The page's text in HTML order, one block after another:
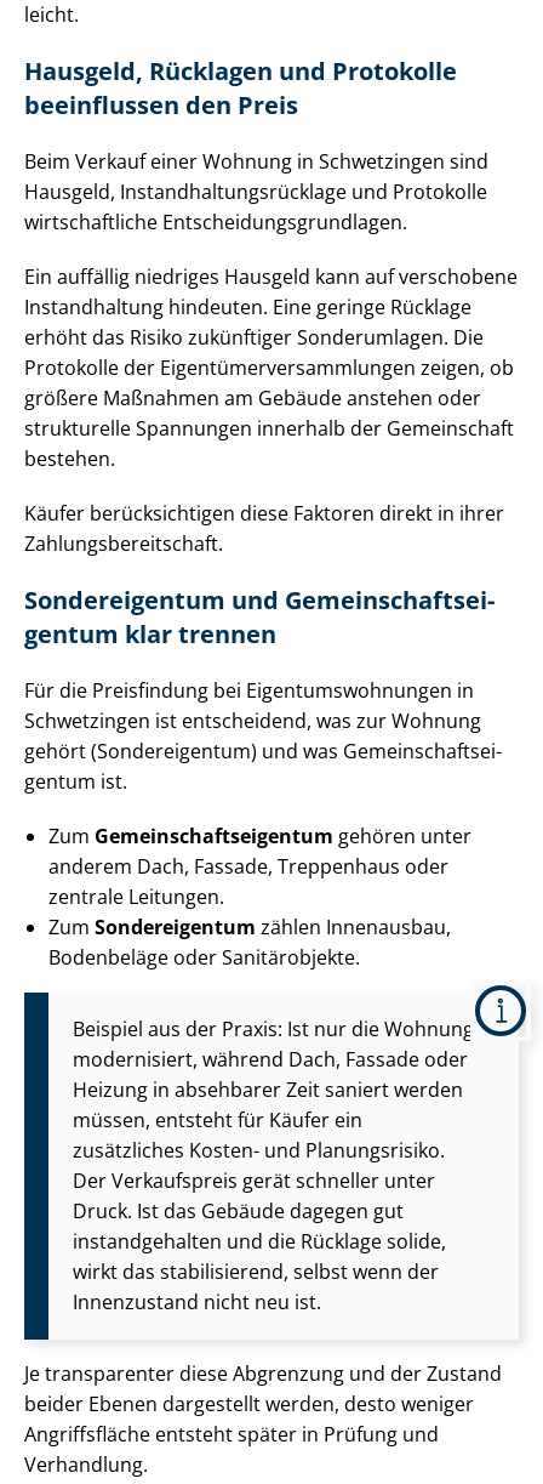
leicht.
Hausgeld, Rücklagen und Protokolle
beeinflussen den Preis
Beim Verkauf einer Wohnung in Schwetzingen sind
Hausgeld, In­stand­hal­tungs­rück­la­ge und Protokolle
wirtschaftliche Ent­schei­dungs­grund­la­gen.
Ein auffällig niedriges Hausgeld kann auf verschobene
Instandhaltung hindeuten. Eine geringe Rücklage
erhöht das Risiko zukünftiger Sonderumlagen. Die
Protokolle der Ei­gen­tü­mer­ver­samm­lun­gen zeigen, ob
größere Maßnahmen am Gebäude anstehen oder
strukturelle Spannungen innerhalb der Gemeinschaft
bestehen.
Käufer berücksichtigen diese Faktoren direkt in ihrer
Zah­lungs­be­reit­schaft.
Sondereigentum und Ge­mein­schafts­ei­
gen­tum klar trennen
Für die Preisfindung bei Ei­gen­tums­woh­nun­gen in
Schwetzingen ist entscheidend, was zur Wohnung
gehört (Sondereigentum) und was Ge­mein­schafts­ei­
gen­tum ist.
Zum Ge­mein­schafts­ei­gen­tum gehören unter
anderem Dach, Fassade, Treppenhaus oder
zentrale Leitungen.
Zum Sondereigentum zählen Innenausbau,
Bodenbeläge oder Sanitärobjekte.
Beispiel aus der Praxis: Ist nur die Wohnung
modernisiert, während Dach, Fassade oder
Heizung in absehbarer Zeit saniert werden
müssen, entsteht für Käufer ein
zusätzliches Kosten- und Planungsrisiko.
Der Verkaufspreis gerät schneller unter
Druck. Ist das Gebäude dagegen gut
instandgehalten und die Rücklage solide,
wirkt das stabilisierend, selbst wenn der
Innenzustand nicht neu ist.
Je transparenter diese Abgrenzung und der Zustand
beider Ebenen dargestellt werden, desto weniger
Angriffsfläche entsteht später in Prüfung und
Verhandlung.